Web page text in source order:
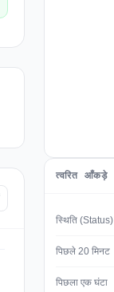
त्वरित आँकड़े
स्थिति (Status)
पिछले 20 मिनट
पिछला एक घंटा